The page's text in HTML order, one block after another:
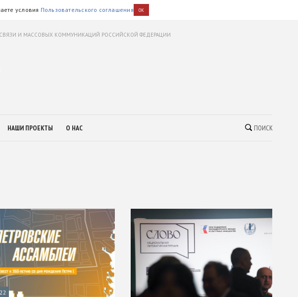
условия Пользовательского соглашения OK
И МАССОВЫХ КОММУНИКАЦИЙ РОССИЙСКОЙ ФЕДЕРАЦИИ
НАШИ ПРОЕКТЫ О НАС ПОИСК